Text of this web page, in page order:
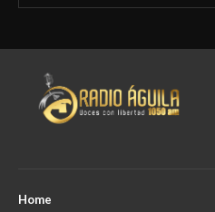
Home